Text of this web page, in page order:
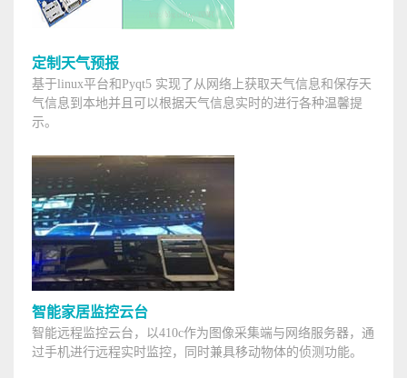
定制天气预报
基于linux平台和Pyqt5 实现了从网络上获取天气信息和保存天
气信息到本地并且可以根据天气信息实时的进行各种温馨提
示。
智能家居监控云台
智能远程监控云台，以410c作为图像采集端与网络服务器，通
过手机进行远程实时监控，同时兼具移动物体的侦测功能。